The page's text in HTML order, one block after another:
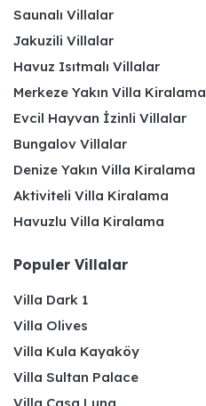
Saunalı Villalar
Jakuzili Villalar
Havuz Isıtmalı Villalar
Merkeze Yakın Villa Kiralama
Evcil Hayvan İzinli Villalar
Bungalov Villalar
Denize Yakın Villa Kiralama
Aktiviteli Villa Kiralama
Havuzlu Villa Kiralama
Populer Villalar
Villa Dark 1
Villa Olives
Villa Kula Kayaköy
Villa Sultan Palace